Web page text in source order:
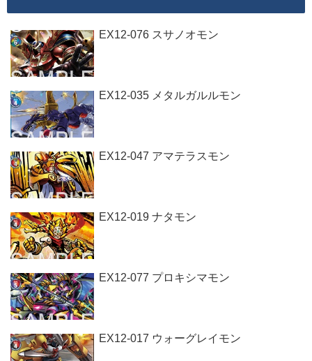
EX12-076 スサノオモン
EX12-035 メタルガルルモン
EX12-047 アマテラスモン
EX12-019 ナタモン
EX12-077 プロキシマモン
EX12-017 ウォーグレイモン